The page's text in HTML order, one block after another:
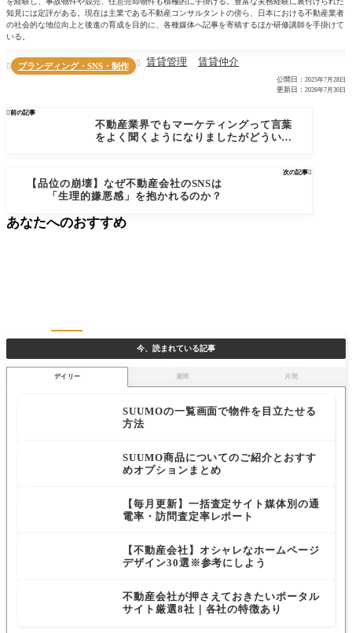
知見には定評がある。現在は主業である不動産コンサルタントの傍ら、日本における不動産業者
の社会的な地位向上と後進の育成を目的に、各種媒体へ記事を寄稿するほか研修講師を手掛けて
いる。
 ブランディング・SNS・制作  賃貸管理 賃貸仲介
公開日： 2025年7月28日
更新日： 2026年7月30日
前の記事
不動産業界でもマーケティングって言葉
をよく聞くようになりましたがどういう
次の記事
【品位の崩壊】なぜ不動産会社のSNSは
「生理的嫌悪感」を抱かれるのか？
今、読まれている記事
デイリー 週間 月間
SUUMOの一覧画面で物件を目立たせる
方法
SUUMO商品についてのご紹介とおすす
めオプションまとめ
【毎月更新】一括査定サイト媒体別の通
電率・訪問査定率レポート
【不動産会社】オシャレなホームページ
デザイン30選※参考にしよう
不動産会社が押さえておきたいポータル
サイト厳選8社｜各社の特徴あり
あなたへのおすすめ